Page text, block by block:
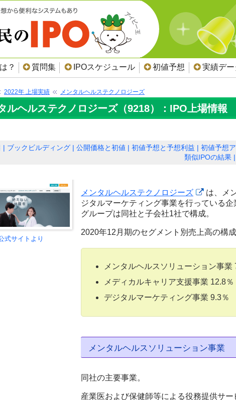
？ 質問集 IPOスケジュール 初値予想 実績デー
2022年 上場実績 メンタルヘルステクノロジーズ
ルヘルステクノロジーズ（9218）：IPO上場情報
ブックビルディング 公開価格と初値 初値予想と予想利益 初値予想
類似IPOの結果
式サイトより
メンタルヘルステクノロジーズ
は、メ
ジタルマーケティング事業を行っている企
グループは同社と子会社1社で構成。
2020年12月期のセグメント別売上高の構
メンタルヘルスソリューション事業
メディカルキャリア支援事業 12.8％
デジタルマーケティング事業 9.3％
メンタルヘルスソリューション事業
同社の主要事業。
産業医および保健師等による役務提供サ